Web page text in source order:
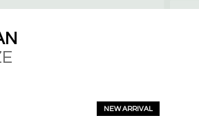
NEW ARRIVAL